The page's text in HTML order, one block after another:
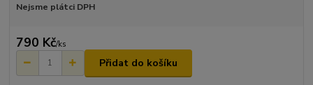
Nejsme plátci DPH
790 Kč/ks
Přidat do košíku